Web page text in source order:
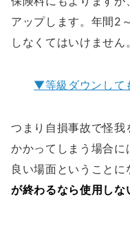
アップします。年間2
しなくてはいけません。
▼等級ダウンして
つまり自損事故で怪我
かかってしまう場合
良い場面ということに
が終わるなら使用しな